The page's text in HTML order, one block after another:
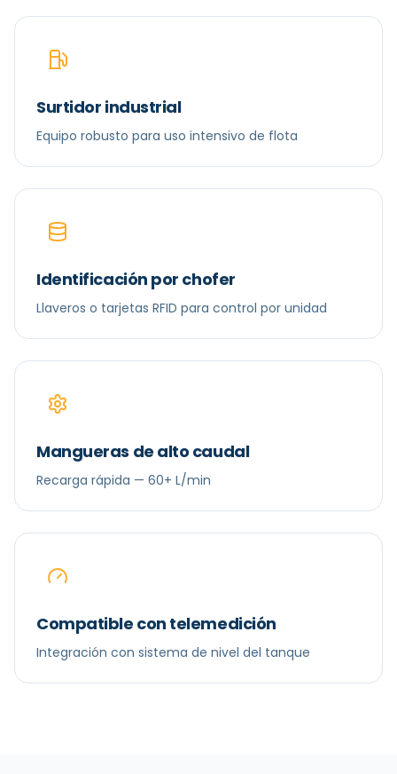
Surtidor industrial
Equipo robusto para uso intensivo de flota
Identificación por chofer
Llaveros o tarjetas RFID para control por unidad
Mangueras de alto caudal
Recarga rápida — 60+ L/min
Compatible con telemedición
Integración con sistema de nivel del tanque